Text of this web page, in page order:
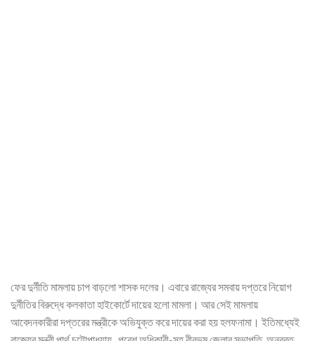
ফের দুর্নীতি মামলায় চাপ বাড়লো শাসক দলের। এবারে রাজ্যের সমবায় দপ্তরে নিয়োগ
দুর্নীতির বিরুদ্ধে কলকাতা হাইকোর্টে দায়ের হলো মামলা। আর সেই মামলায়
আবেদনকারীরা দপ্তরের মন্ত্রীকে অভিযুক্ত করে দায়ের করা হয় হলফনামা। ইতিমধ্যেই